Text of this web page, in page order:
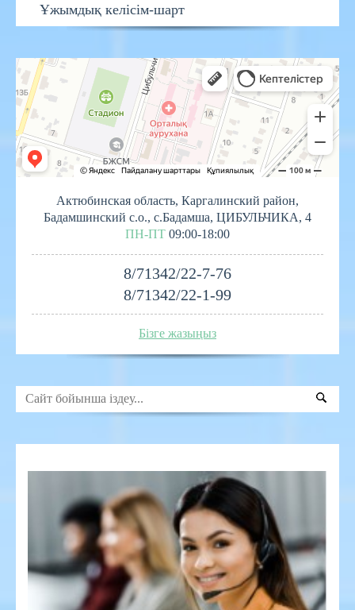
Ұжымдық келісім-шарт
Актюбинская область, Каргалинский район,
Бадамшинский с.о., с.Бадамша, ЦИБУЛЬЧИКА, 4
ПН-ПТ 09:00-18:00
8/71342/22-7-76
8/71342/22-1-99
Бізге жазыңыз